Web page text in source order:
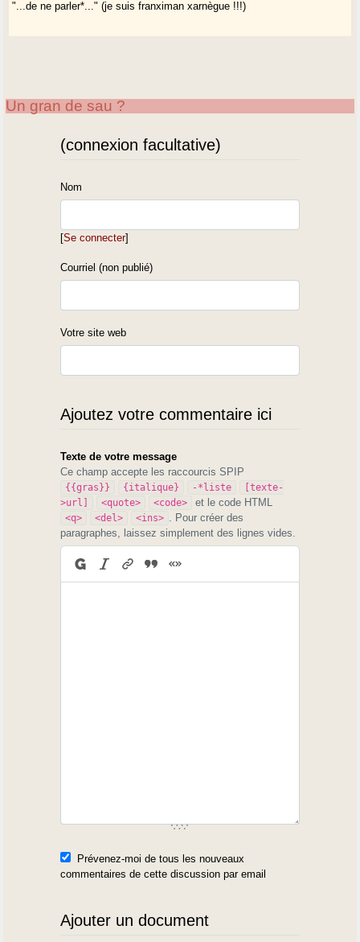
"...de ne parler*..." (je suis franximan xarnègue !!!)
Un gran de sau ?
(connexion facultative)
Nom
[Se connecter]
Courriel (non publié)
Votre site web
Ajoutez votre commentaire ici
Texte de votre message
Ce champ accepte les raccourcis SPIP
{{gras}} {italique} -*liste
[texte-
>url]
<quote> <code> et le code HTML
<q> <del> <ins>
. Pour créer des
paragraphes, laissez simplement des lignes vides.
Prévenez-moi de tous les nouveaux
commentaires de cette discussion par email
Ajouter un document